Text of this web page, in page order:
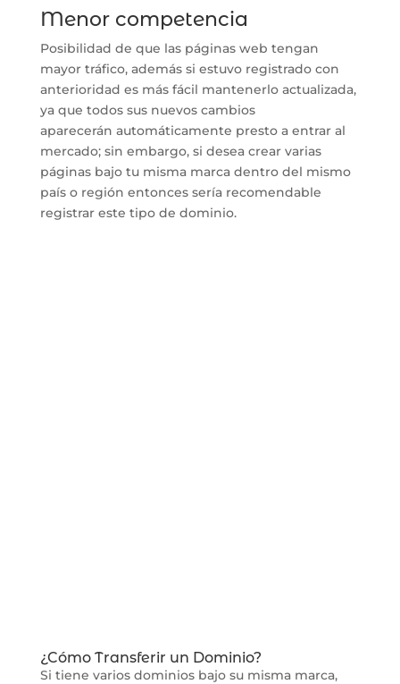
Menor competencia
Posibilidad de que las páginas web tengan
mayor tráfico, además si estuvo registrado con
anterioridad es más fácil mantenerlo actualizada,
ya que todos sus nuevos cambios
aparecerán automáticamente presto a entrar al
mercado; sin embargo, si desea crear varias
páginas bajo tu misma marca dentro del mismo
país o región entonces sería recomendable
registrar este tipo de dominio.
¿Cómo Transferir un Dominio?
Si tiene varios dominios bajo su misma marca,